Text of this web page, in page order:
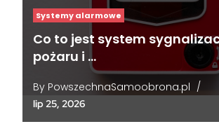
Systemy alarmowe
Co to jest system
pożaru i …
By PowszechnaSamoobrona.pl /
lip 25, 2026